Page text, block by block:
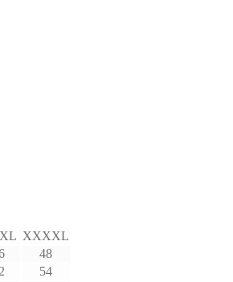
XXXXL
48
54